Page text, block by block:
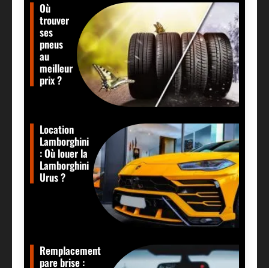
Où
trouver
ses
pneus
au
meilleur
prix ?
Location
Lamborghini
: Où louer la
Lamborghini
Urus ?
Remplacement
pare brise :